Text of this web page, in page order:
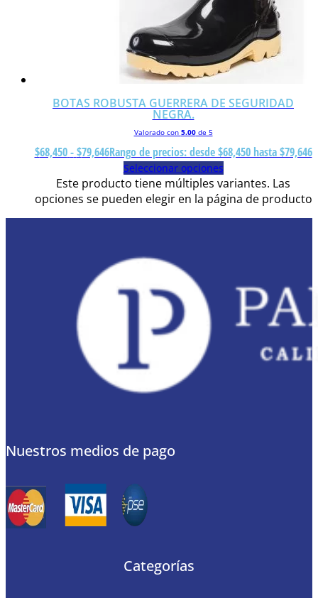
BOTAS ROBUSTA GUERRERA DE SEGURIDAD
NEGRA.
Valorado con 5.00de 5
$68,450 - $79,646Rango de precios: desde $68,450 hasta $79,646
Seleccionar opciones
Este producto tiene múltiples variantes. Las
opciones se pueden elegir en la página de producto
Nuestros medios de pago
Categorías